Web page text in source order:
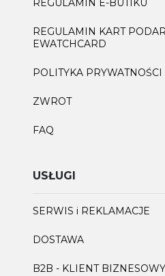
REGULAMIN E-BUTIKU
REGULAMIN KART
EWATCHCARD
POLITYKA PRYWATNOŚCI
ZWROT
FAQ
USŁUGI
SERWIS i REKLAMACJE
DOSTAWA
B2B - KLIENT BIZNESOWY